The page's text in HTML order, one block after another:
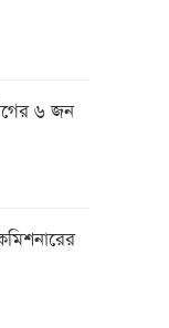
৬ জন